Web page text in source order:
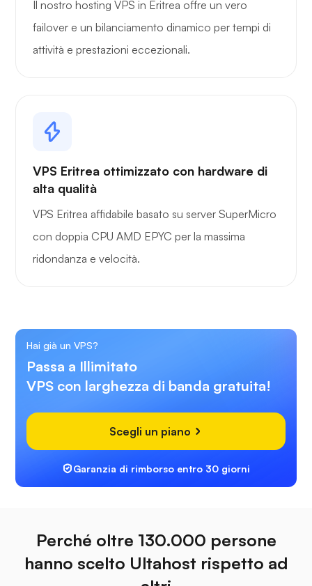
Il nostro hosting VPS in Eritrea offre un vero
failover e un bilanciamento dinamico per tempi di
attività e prestazioni eccezionali.
VPS Eritrea ottimizzato con hardware di
alta qualità
VPS Eritrea affidabile basato su server SuperMicro
con doppia CPU AMD EPYC per la massima
ridondanza e velocità.
Hai già un VPS?
Passa a Illimitato
VPS con larghezza di banda gratuita!
Scegli un piano
Garanzia di rimborso entro 30 giorni
Perché oltre 130.000 persone
hanno scelto Ultahost rispetto ad